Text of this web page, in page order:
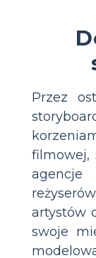
Przez
filmowej,
artystów
swoje